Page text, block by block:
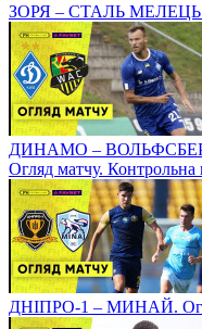
ЗОРЯ – СТАЛЬ МЕЛЕЦЬ.
ДИНАМО –
Огляд матчу. Контрольна
ДНІПРО-1 – МИНАЙ.